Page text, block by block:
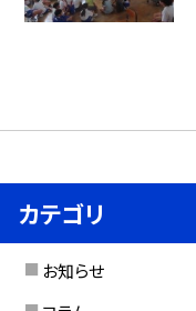
カテゴリ
お知らせ